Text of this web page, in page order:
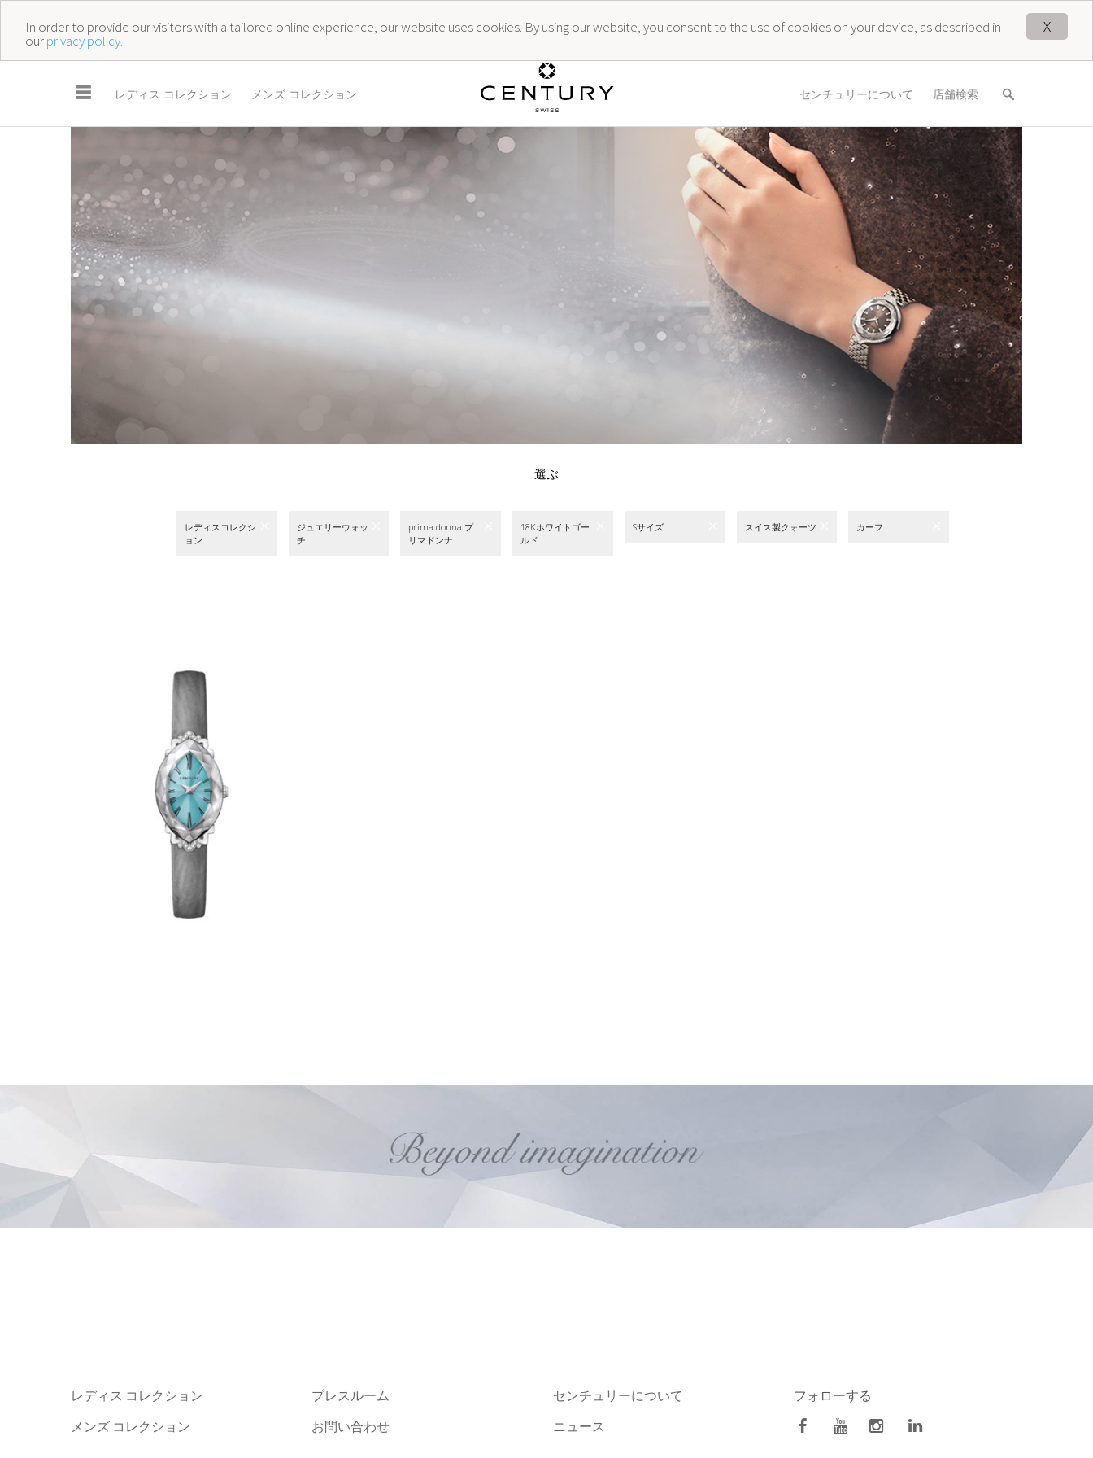
X
In order to provide our visitors with a tailored online experience, our website uses cookies. By using our website, you consent to the use of cookies on your device, as described in
ourprivacy policy.
☰ レディス コレクション メンズ コレクション センチュリーについて 店舗検索
選ぶ
レディスコレクシ
ョン
ジュエリーウォッ
チ
prima donna プ
リマドンナ
18Kホワイトゴー
ルド
Sサイズ スイス製クォーツ カーフ
レディス コレクション
メンズ コレクション
プレスルーム
お問い合わせ
センチュリーについて
ニュース
フォローする
facebookYoutubeInstagram